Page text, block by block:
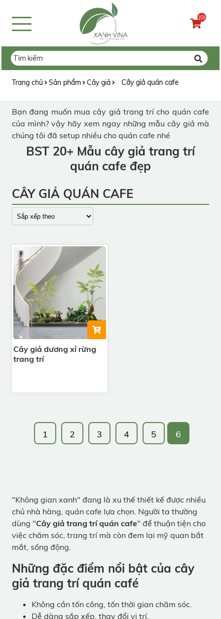
(0)
Trang chủ Sản phẩm Cây giả Cây giả quán cafe
Bạn đang muốn mua cây giả trang trí cho quán cafe
của mình? vậy hãy xem ngay những mẫu cây giả mà
chúng tôi đã setup nhiều cho quán cafe nhé
BST 20+ Mẫu cây giả trang trí
quán cafe đẹp
CÂY GIẢ QUÁN CAFE
Cây giả dương xỉ rừng
trang trí
1 2 3 4 5 6
"Không gian xanh" đang là xu thế thiết kế được nhiều
chủ nhà hàng, quán cafe lựa chọn. Người ta thường
dùng "Cây giả trang trí quán cafe" để thuận tiện cho
việc chăm sóc, trang trí mà còn đem lại mỹ quan bắt
mắt, sống động.
Những đặc điểm nổi bật của cây
giả trang trí quán café
Không cần tốn công, tốn thời gian chăm sóc.
Dễ dàng sắp xếp, thay đổi vị trí.